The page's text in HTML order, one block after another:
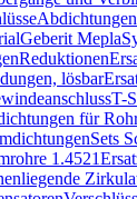
Geberit Mepla
Reduktionen
lösbar
T-
für
Sets
1.4521